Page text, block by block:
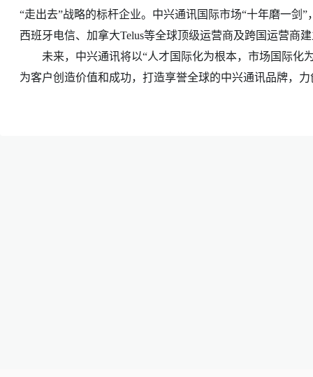
“走出去”战略的标杆企业。中兴通讯国际市场“十年磨一剑
西班牙电信、加拿大Telus等全球顶级运营商及跨国运营商
未来，中兴通讯将以“人才国际化为根本，市场国际化
为客户创造价值和成功，打造享誉全球的中兴通讯品牌，